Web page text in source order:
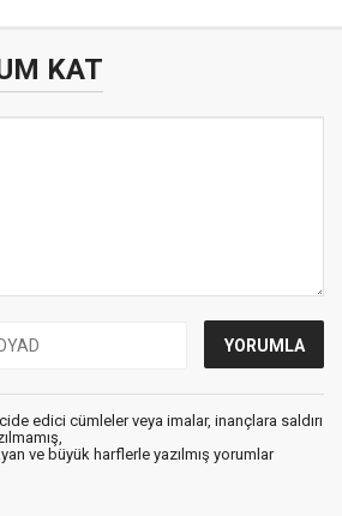
KAT
edici cümleler veya imalar, inançlara saldırı
ve büyük harflerle yazılmış yorumlar